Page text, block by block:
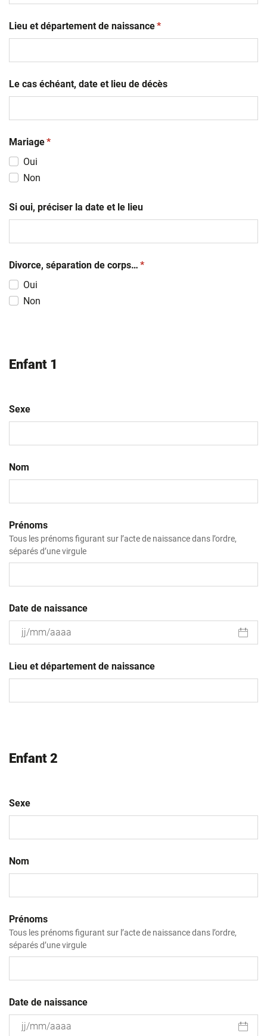
slash
MM
Lieu et département de naissance(obligatoire)
*
Le cas échéant, date et lieu de décès
Mariage(obligatoire)
*
Oui
Non
Si oui, préciser la date et le lieu
Divorce, séparation de corps… (obligatoire)
*
Oui
Non
Enfant 1
Sexe
Nom
Prénoms
Tous les prénoms figurant sur l’acte de naissance dans l’ordre,
séparés d’une virgule
Date de naissance
slash
MM
Lieu et département de naissance
Enfant 2
Sexe
Nom
Prénoms
Tous les prénoms figurant sur l’acte de naissance dans l’ordre,
séparés d’une virgule
Date de naissance